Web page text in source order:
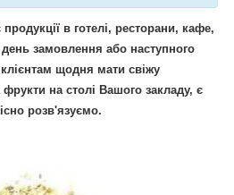
в готелі, ресторани, кафе,
замовлення або наступного
щодня мати свіжу
на столі Вашого закладу, є
розв'язуємо.